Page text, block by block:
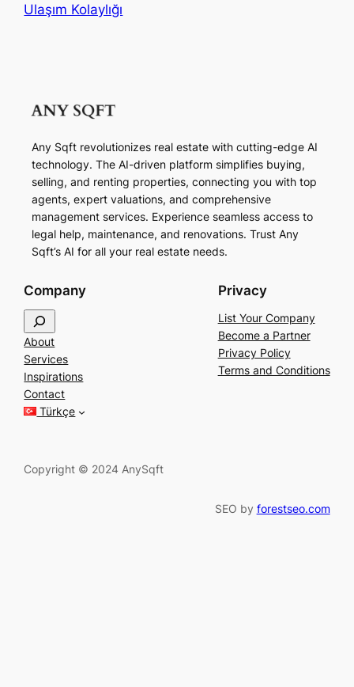
Ulaşım Kolaylığı
Any Sqft revolutionizes real estate with cutting-edge AI
technology. The AI-driven platform simplifies buying,
selling, and renting properties, connecting you with top
agents, expert valuations, and comprehensive
management services. Experience seamless access to
legal help, maintenance, and renovations. Trust Any
Sqft’s AI for all your real estate needs.
Company
e
a
r
c
h
About
Services
Inspirations
Contact
Türkçe
Privacy
List Your Company
Become a Partner
Privacy Policy
Terms and Conditions
Copyright © 2024 AnySqft
SEO by forestseo.com